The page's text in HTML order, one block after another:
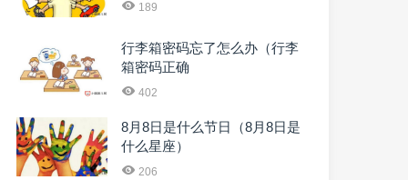
189
行李箱密码忘了怎么办（行李
箱密码正确
402
8月8日是什么节日（8月8日是
什么星座）
206